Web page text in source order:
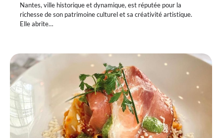
Nantes, ville historique et dynamique, est réputée pour la
richesse de son patrimoine culturel et sa créativité artistique.
Elle abrite…